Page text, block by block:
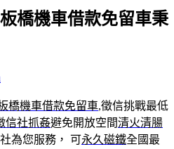
橋機車借款免留車秉
橋機車借款免留車,徵信挑戰最低
信社抓姦避免開放空間清火清腸
為您服務， 可永久磁鐵全國最